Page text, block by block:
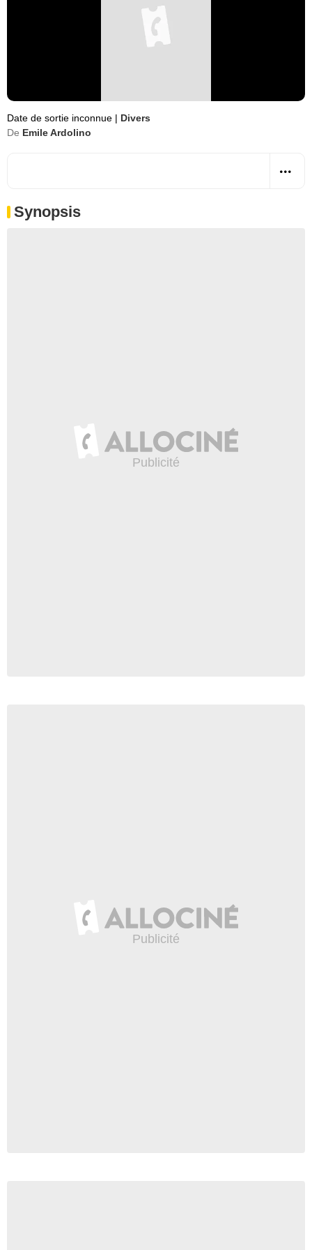
Date de sortie inconnue | Divers
De Emile Ardolino
Synopsis